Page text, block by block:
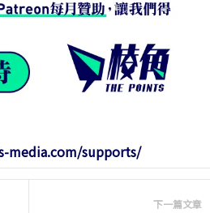
media.com/supports/
下一篇文章